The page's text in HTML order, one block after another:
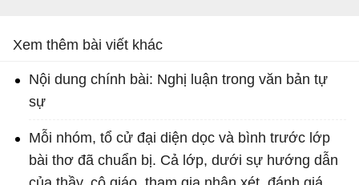
Xem thêm bài viết khác
Nội dung chính bài: Nghị luận trong văn bản tự
sự
Mỗi nhóm, tổ cử đại diện dọc và bình trước lớp
bài thơ đã chuẩn bị. Cả lớp, dưới sự hướng dẫn